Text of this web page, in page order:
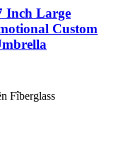
Inch Large
Custom
Fîberglass